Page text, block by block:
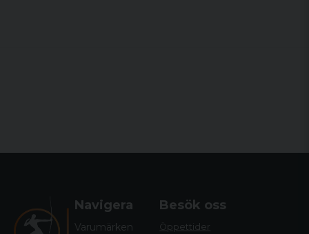
Navigera
Varumärken
Besök oss
Öppettider